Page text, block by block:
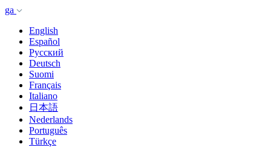
ga
English
Español
Русский
Deutsch
Suomi
Français
Italiano
日本語
Nederlands
Português
Türkçe